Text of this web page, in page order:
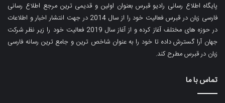
پایگاه اطلاع رسانی رادیو قبرس بعنوان اولین و قدیمی ترین مرجع اطلاع رسانی
فارسی زبان در قبرس فعالیت خود را از سال 2014 در جهت انتشار اخبار و اطلاعات
در حوزه های مختلف آغاز کرده و از آغاز سال 2019 فعالیت خود را زیر نظر شرکت
جهان آرا گسترش داده تا خود را به عنوان شاخص ترین و جامع ترین رسانه فارسی
زبان در قبرس مطرح کند.
تماس با ما